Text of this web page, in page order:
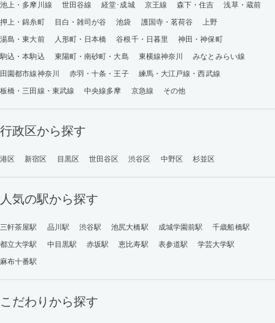
池上・多摩川線
世田谷線 経堂･成城 京王線 森下・住吉
浅草・蔵前
押上・錦糸町
目白・雑司が谷 池袋 護国寺・茗荷谷
上野
湯島・東大前
人形町・日本橋 谷根千・日暮里
神田・神保町
駒込・本駒込
東陽町・南砂町・大島 東横線神奈川
みなとみらい線
田園都市線神奈川
赤羽・十条・王子
練馬・大江戸線・西武線
板橋・三田線・東武線
中央線多摩 京急線 その他
行政区から探す
港区 新宿区 目黒区 世田谷区 渋谷区 中野区 杉並区
人気の駅から探す
三軒茶屋駅 品川駅 渋谷駅 池尻大橋駅 成城学園前駅
千歳船橋駅
都立大学駅
中目黒駅 赤坂駅 恵比寿駅 表参道駅
学芸大学駅
麻布十番駅
こだわりから探す